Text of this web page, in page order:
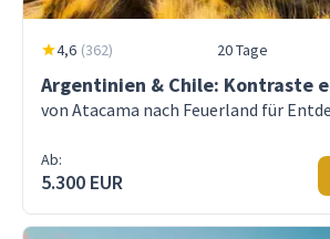
4,6 (362) 20 Tage
Argentinien & Chile: Kontraste
von Atacama nach Feuerland für
Ab:
5.300 EUR